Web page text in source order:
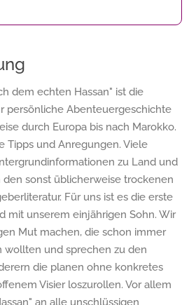
dem echten Hassan" ist die
persönliche Abenteuergeschichte
durch Europa bis nach Marokko.
Tipps und Anregungen. Viele
zu Land und
sonst üblicherweise trockenen
Für uns ist es die erste
mit unserem einjährigen Sohn. Wir
Mut machen, die schon immer
wollten und sprechen zu den
die planen ohne konkretes
Visier loszurollen. Vor allem
an alle unschlüssigen